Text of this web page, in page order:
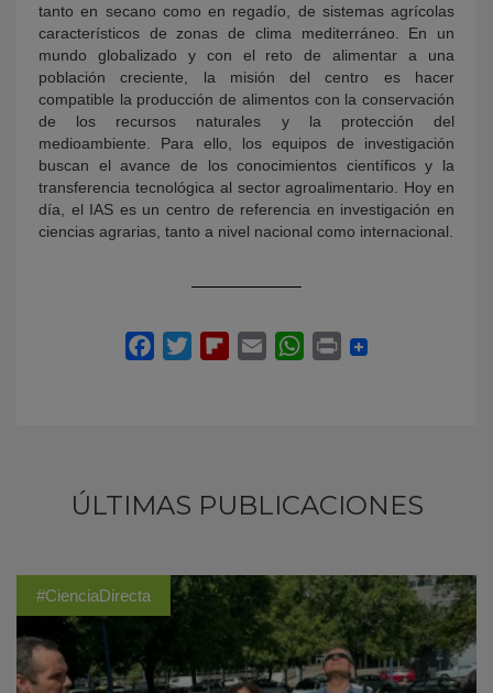
tanto en secano como en regadío, de sistemas agrícolas
característicos de zonas de clima mediterráneo. En un
mundo globalizado y con el reto de alimentar a una
población creciente, la misión del centro es hacer
compatible la producción de alimentos con la conservación
de los recursos naturales y la protección del
medioambiente. Para ello, los equipos de investigación
buscan el avance de los conocimientos científicos y la
transferencia tecnológica al sector agroalimentario. Hoy en
día, el IAS es un centro de referencia en investigación en
ciencias agrarias, tanto a nivel nacional como internacional.
ÚLTIMAS PUBLICACIONES
#CienciaDirecta